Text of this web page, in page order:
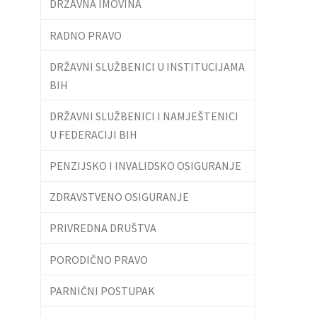
DRŽAVNA IMOVINA
RADNO PRAVO
DRŽAVNI SLUŽBENICI U INSTITUCIJAMA
BIH
DRŽAVNI SLUŽBENICI I NAMJEŠTENICI
U FEDERACIJI BIH
PENZIJSKO I INVALIDSKO OSIGURANJE
ZDRAVSTVENO OSIGURANJE
PRIVREDNA DRUŠTVA
PORODIČNO PRAVO
PARNIČNI POSTUPAK